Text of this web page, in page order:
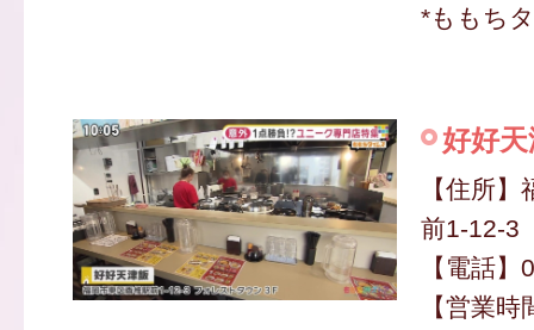
*ももち
好好
【住所
前1-12-3
【電話
【営業